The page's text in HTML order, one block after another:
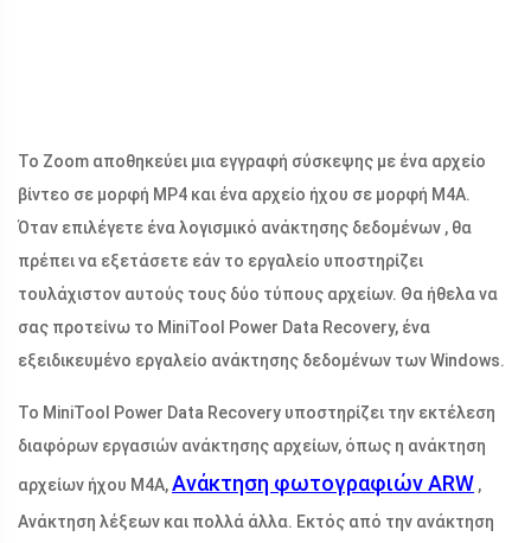
Το Zoom αποθηκεύει μια εγγραφή σύσκεψης με ένα αρχείο
βίντεο σε μορφή MP4 και ένα αρχείο ήχου σε μορφή M4A.
Όταν επιλέγετε ένα λογισμικό ανάκτησης δεδομένων , θα
πρέπει να εξετάσετε εάν το εργαλείο υποστηρίζει
τουλάχιστον αυτούς τους δύο τύπους αρχείων. Θα ήθελα να
σας προτείνω το MiniTool Power Data Recovery, ένα
εξειδικευμένο εργαλείο ανάκτησης δεδομένων των Windows.
Το MiniTool Power Data Recovery υποστηρίζει την εκτέλεση
διαφόρων εργασιών ανάκτησης αρχείων, όπως η ανάκτηση
αρχείων ήχου M4A,Ανάκτηση φωτογραφιών ARW ,
Ανάκτηση λέξεων και πολλά άλλα. Εκτός από την ανάκτηση